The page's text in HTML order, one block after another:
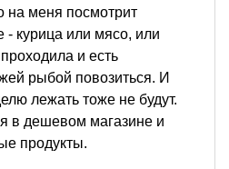
на меня посмотрит
- курица или мясо, или
и есть
рыбой повозиться. И
лежать тоже не будут.
в дешевом магазине и
продукты.